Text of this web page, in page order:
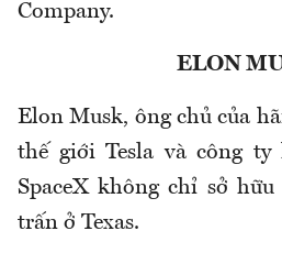
Company.
ELON
Elon Musk, ông chủ của
thế giới Tesla và công
SpaceX không chỉ sở
trấn ở Texas.